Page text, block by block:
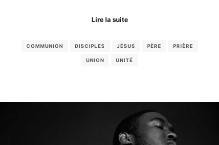
Lire la suite
COMMUNION DISCIPLES JÉSUS PÈRE PRIÈRE
UNION UNITÉ